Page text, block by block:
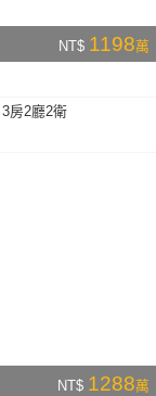
NT$ 1198萬
3房2廳2衛
NT$ 1288萬